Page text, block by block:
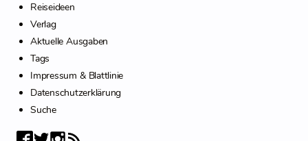
Reiseideen
Verlag
Aktuelle Ausgaben
Tags
Impressum & Blattlinie
Datenschutzerklärung
Suche